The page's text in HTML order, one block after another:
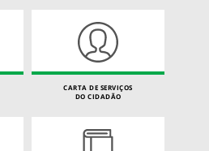
CARTA DE SERVIÇOS
DO CIDADÃO